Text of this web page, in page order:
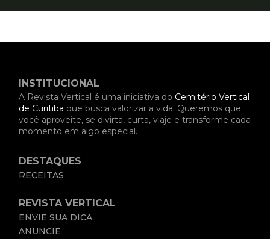
INSTITUCIONAL
A Revista Vertical é uma iniciativa do Cemitério Vertical
de Curitiba que busca valorizar a vida. Queremos que
você aproveite, se divirta, curta, viaje e transforme cada
momento em algo especial.
DESTAQUES
RECEITAS
REVISTA VERTICAL
ENVIE SUA DICA
ANUNCIE